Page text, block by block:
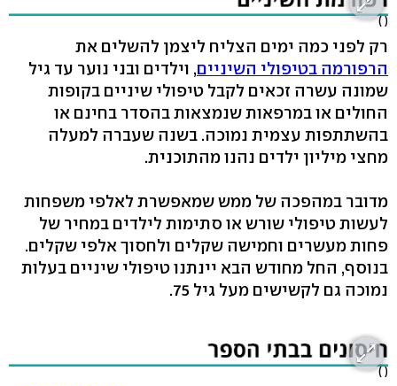
( )
רק לפני כמה ימים הצליח ליצמן להשלים את
הרפורמה בטיפולי השיניים, וילדים ובני נוער עד גיל
שמונה עשרה זכאים לקבל טיפולי שיניים בקופות
החולים או במרפאות שנמצאות בהסדר בחינם או
בהשתתפות עצמית נמוכה. בשנה שעברה למעלה
מחצי מיליון ילדים נהנו מהתוכנית.
מדובר במהפכה של ממש שמאפשרת לאלפי משפחות
לעשות טיפולי שורש או סתימות לילדים במחיר של
פחות מעשרים וחמישה שקלים ולחסוך אלפי שקלים.
בנוסף, החל מחודש הבא יינתנו טיפולי שיניים בעלות
נמוכה גם לקשישים מעל גיל 75.
( )